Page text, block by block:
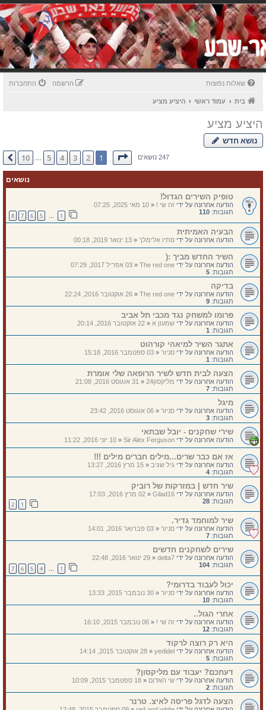
שאלות נפוצות התחברות הרשמה
בית עמוד ראשי היציע מציע
היציע מציע
נושא חדש
247 נושאיםדף1מתוך10
1
2
3
4
5
10 הבא
נושאים
טופיק השירים הגדול!
הודעה אחרונה על ידי זה שי ! «10 מאי 2025, 07:25
תגובות: 110
…
5
6
7
8
הבעיה האמיתית
הודעה אחרונה על ידי סתיו אלימלך«13 ינואר 2019, 00:18
השיר החדש מביך :(
הודעה אחרונה על ידי The red one
«03 אפריל 2017, 07:29
תגובות: 5
בדיקה
הודעה אחרונה על ידי The red one
«26 אוקטובר 2016, 22:24
תגובות: 9
פרומו למשחק נגד מכבי תל אביב
הודעה אחרונה על ידי שמעון א«22 אוקטובר 2016, 20:14
תגובות: 1
אתגר השיר למיאהי קורהוט
הודעה אחרונה על ידי סניור«03 ספטמבר 2016, 15:18
תגובות: 1
הצעה לבית חדש לשיר הרופאה שלי אומרת
הודעה אחרונה על ידי מליקסון24 «31 אוגוסט 2016, 21:08
תגובות: 7
מיגל
הודעה אחרונה על ידי סניור«06 אוגוסט 2016, 23:42
תגובות: 3
שירי שחקנים - יובל שבתאי
הודעה אחרונה על ידי Sir Alex Ferguson
«10 יוני 2016, 11:22
אז אם כבר שרים...מילים חברים מילים !!!
הודעה אחרונה על ידי גיל שגיב«15 מרץ 2016, 13:27
תגובות: 4
שיר חדש | במזרקות של רוביק
הודעה אחרונה על ידי Gilad16
«02 מרץ 2016, 17:03
תגובות: 28
2
שיר למוחמד גדיר.
הודעה אחרונה על ידי סניור«03 פברואר 2016, 14:01
תגובות: 7
שירים לשחקנים חדשים
הודעה אחרונה על ידי delta7
«29 ינואר 2016, 22:48
תגובות: 104
…
4
5
6
7
יכול לעבוד בדרומי?
הודעה אחרונה על ידי סניור«30 נובמבר 2015, 13:33
תגובות: 10
אחרי הגול..
הודעה אחרונה על ידי זה שי ! «06 נובמבר 2015, 16:10
תגובות: 12
היא רק רוצה לרקוד
הודעה אחרונה על ידי yedidel
«28 אוקטובר 2015, 14:14
תגובות: 5
דעתכם? יעבוד עם מליקסון?
הודעה אחרונה על ידי שי האדום«18 ספטמבר 2015, 10:09
תגובות: 2
הצעה לדגל פריסה לאיצ. טרנר